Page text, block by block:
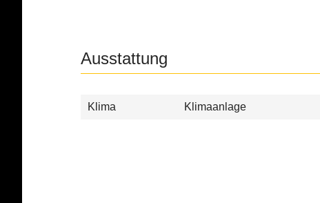
Ausstattung
Klima Klimaanlage